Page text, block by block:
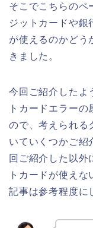
そこでこちらのペ
ジットカードや銀
が使えるのかどう
きました。
今回ご紹介したよ
トカードエラー
ので、考えられる
いていくつかご紹
回ご紹介した以外
トカードが使え
記事は参考程度に